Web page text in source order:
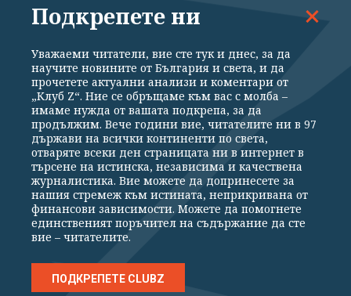
СПОРТ КУЛТУРА ТЕХНОЛОГИИ КАЛЕЙДОСКОП
Общи условия
Политика за поверителност
Реклама
Партньори Контакти
За Клуб Z
Екип
Подкрепете ни
Издател на www.clubz.bg е „Клуб Зебра Медия“ ЕООД, София, ул. "Алеко
Константинов" 3. Всички права запазени 2026 „Клуб Зебра Медия“
Препечатването на материали, снимки и видео от www.clubz.bg без
разрешение ще бъде преследвано по съдебен път, съгласно
ОБЩИТЕ УСЛОВИЯ
Подкрепете ни
Уважаеми читатели, вие сте тук и днес, за да
научите новините от България и света, и да
прочетете актуални анализи и коментари от
„Клуб Z“. Ние се обръщаме към вас с молба –
имаме нужда от вашата подкрепа, за да
продължим. Вече години вие, читателите ни в 97
държави на всички континенти по света,
отваряте всеки ден страницата ни в интернет в
търсене на истинска, независима и качествена
журналистика. Вие можете да допринесете за
нашия стремеж към истината, неприкривана от
финансови зависимости. Можете да помогнете
единственият поръчител на съдържание да сте
вие – читателите.
ПОДКРЕПЕТЕ CLUBZ